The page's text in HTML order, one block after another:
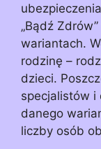
„Bądź
wariantach.
rodzinę –
dzieci.
specjalistów i
danego
liczby osób